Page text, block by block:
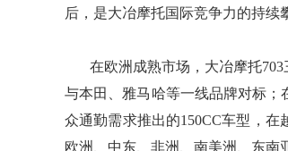
后，是大冶摩托国际竞争力的持续
在欧洲成熟市场，大冶摩托703
与本田、雅马哈等一线品牌对标
众通勤需求推出的150CC车型，
欧洲、中东、非洲、南美洲、东南